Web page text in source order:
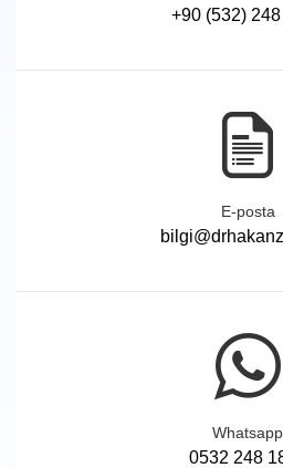
+90 (532)
E-posta
Whatsapp
0532 248